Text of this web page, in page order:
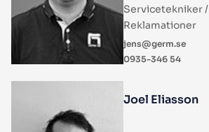
Servicetekniker /
Reklamationer
jens@germ.se
0935-346 54
Joel Eliasson